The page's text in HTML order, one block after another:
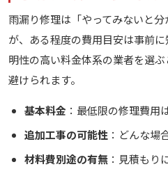
雨漏り修理は「やってみないと
が、ある程度の費用目安は事前
明性の高い料金体系の業者を選
避けられます。
基本料金 ：最低限の修理費用
追加工事の可能性 ：どんな場
材料費別途の有無：見積もり